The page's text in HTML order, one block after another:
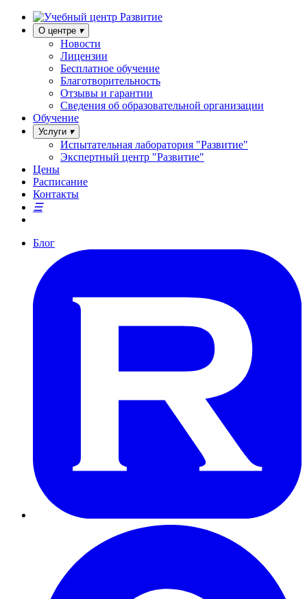
О центре
Новости
Лицензии
Бесплатное обучение
Благотворительность
Отзывы и гарантии
Сведения об образовательной организации
Обучение
Услуги
Испытательная лаборатория "Развитие"
Экспертный центр "Развитие"
Цены
Расписание
Контакты
Блог